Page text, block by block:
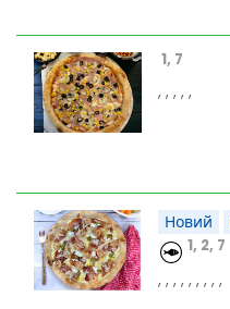
1, 7
, , , , ,
Новий
1, 2, 7
, , , , , , , , ,